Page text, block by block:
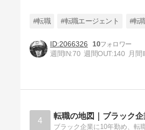
4年前
#転職 #転職エージェント #転
2066326
10
週間IN:70 週間OUT:140 月間
4 転職の地図｜ブラック